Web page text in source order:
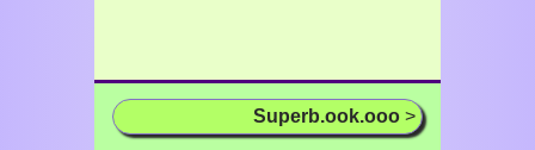
Superb.ook.ooo >